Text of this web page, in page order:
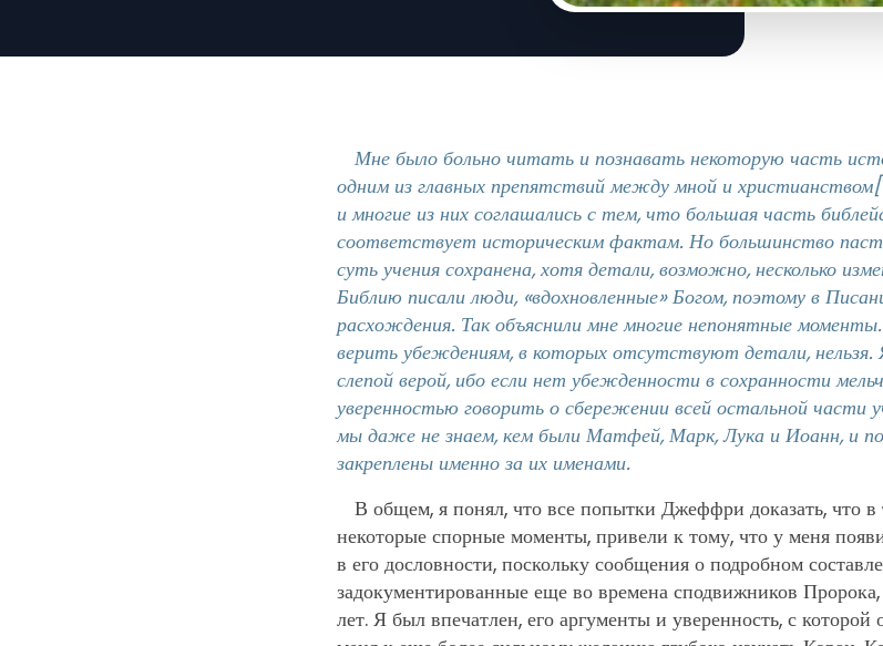
Мне было больно читать и познавать некоторую часть
одним из главных препятствий между мной и христианством
и многие из них соглашались с тем, что большая часть
соответствует историческим фактам. Но большинство
суть учения сохранена, хотя детали, возможно, несколько
Библию писали люди, «вдохновленные» Богом, поэтому в
расхождения. Так объяснили мне многие непонятные
верить убеждениям, в которых отсутствуют детали, нельзя.
слепой верой, ибо если нет убежденности в сохранности
уверенностью говорить о сбережении всей остальной части
мы даже не знаем, кем были Матфей, Марк, Лука и Иоанн, и
закреплены именно за их именами.
В общем, я понял, что все попытки Джеффри доказать, что
некоторые спорные моменты, привели к тому, что у меня
в его дословности, поскольку сообщения о подробном
задокументированные еще во времена сподвижников
лет. Я был впечатлен, его аргументы и уверенность, с